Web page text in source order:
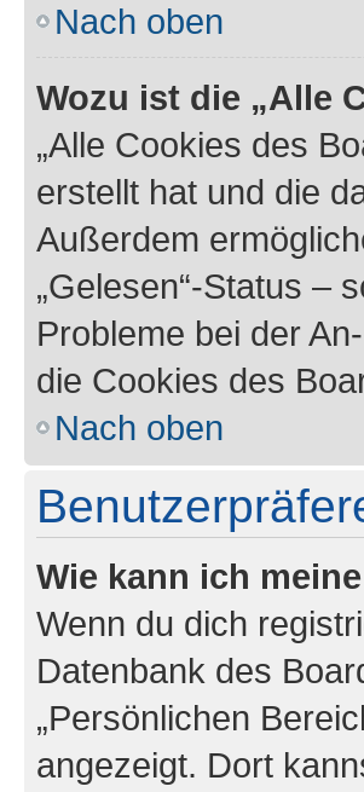
Nach oben
Wozu ist die „Alle
„Alle Cookies des
erstellt hat und die
Außerdem
„Gelesen“-Status –
Probleme bei der
die Cookies des
Nach oben
Wie kann ich
Wenn du dich
Datenbank des
„Persönlichen
angezeigt. Dort